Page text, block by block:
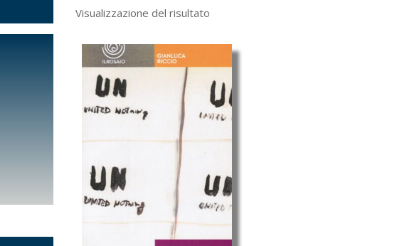
Visualizzazione del risultato